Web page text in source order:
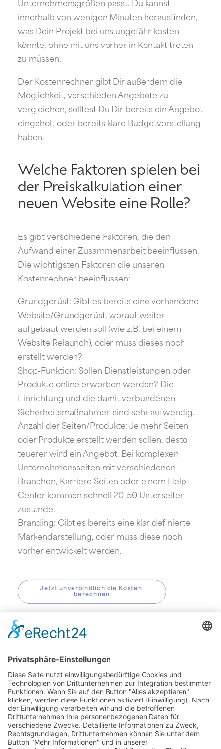
Unternehmensgrößen passt. Du kannst
innerhalb von wenigen Minuten herausfinden,
was Dein Projekt bei uns ungefähr kosten
könnte, ohne mit uns vorher in Kontakt treten
zu müssen.
Der Kostenrechner gibt Dir außerdem die
Möglichkeit, verschieden Angebote zu
vergleichen, solltest Du Dir bereits ein Angebot
eingeholt oder bereits klare Budgetvorstellung
haben.
Welche Faktoren spielen bei
der Preiskalkulation einer
neuen Website eine Rolle?
Es gibt verschiedene Faktoren, die den
Aufwand einer Zusammenarbeit beeinflussen.
Die wichtigsten Faktoren die unseren
Kostenrechner beeinflussen:
Grundgerüst: Gibt es bereits eine vorhandene
Website/Grundgerüst, worauf weiter
aufgebaut werden soll (wie z.B. bei einem
Website Relaunch), oder muss dieses noch
erstellt werden?
Shop-Funktion: Sollen Dienstleistungen oder
Produkte online erworben werden? Die
Einrichtung und die damit verbundenen
Sicherheitsmaßnahmen sind sehr aufwendig.
Anzahl der Seiten/Produkte: Je mehr Seiten
oder Produkte erstellt werden sollen, desto
teuerer wird ein Angebot. Bei komplexen
Unternehmensseiten mit verschiedenen
Branchen, Karriere Seiten oder einem Help-
Center kommen schnell 20-50 Unterseiten
zustande.
Branding: Gibt es bereits eine klar definierte
Markendarstellung, oder muss diese noch
vorher entwickelt werden.
Jetzt unverbindlich die Kosten
berechnen
Designkonzept.
info@the-designs.de
+49 17643856254